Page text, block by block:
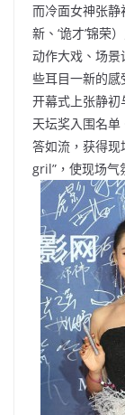
而冷面女神张静
新、‘诡才’锦荣
动作大戏、场
些耳目一新的感
开幕式上张静
天坛奖入围名
答如流，获得现
gril”，使现场气